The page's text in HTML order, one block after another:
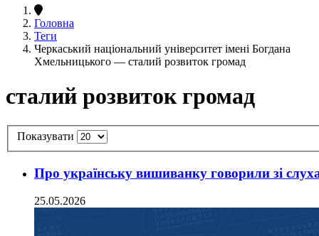
Головна
Теги
Черкаський національний університет імені Богдана
Хмельницького — сталий розвиток громад
сталий розвиток громад
Показувати
Про українську вишиванку говорили зі
25.05.2026